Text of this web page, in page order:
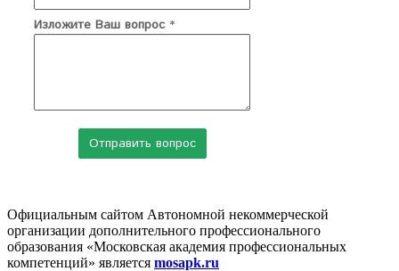
Изложите Ваш вопрос *
Официальным сайтом Автономной некоммерческой
организации дополнительного профессионального
образования «Московская академия профессиональных
компетенций» является mosapk.ru